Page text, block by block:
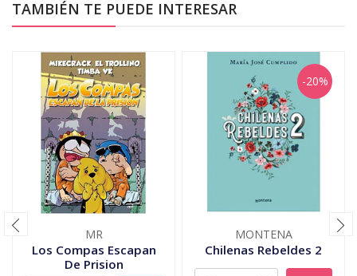
TAMBIÉN TE PUEDE INTERESAR
MR
Los Compas Escapan
De Prision
-20%
MONTENA
Chilenas Rebeldes 2